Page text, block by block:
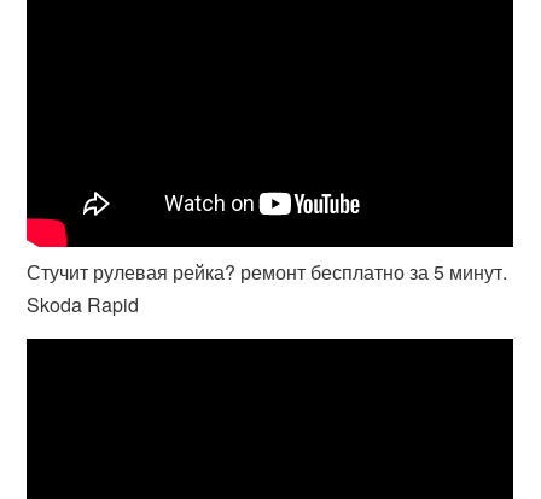
Стучит рулевая рейка? ремонт бесплатно за 5 минут.
Skoda Rapid